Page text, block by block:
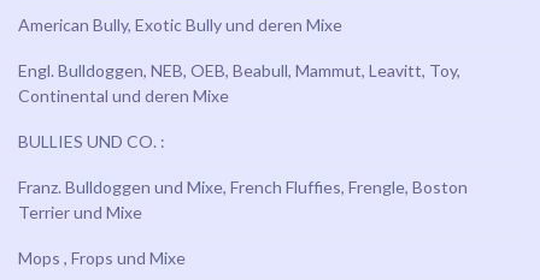
American Bully, Exotic Bully und deren Mixe
Engl. Bulldoggen, NEB, OEB, Beabull, Mammut, Leavitt, Toy,
Continental und deren Mixe
BULLIES UND CO. :
Franz. Bulldoggen und Mixe, French Fluffies, Frengle, Boston
Terrier und Mixe
Mops , Frops und Mixe